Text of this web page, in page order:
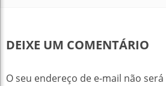
DEIXE UM COMENTÁRIO
O seu endereço de e-mail não